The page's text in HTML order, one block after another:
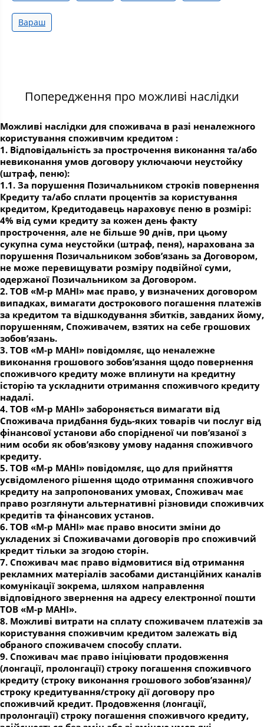
Вараш
Попередження про можливі наслідки
Можливі наслідки для споживача в разі неналежного
користування споживчим кредитом :
1. Відповідальність за прострочення виконання та/або
невиконання умов договору уключаючи неустойку
(штраф, пеню):
1.1. За порушення Позичальником строків повернення
Кредиту та/або сплати процентів за користування
кредитом, Кредитодавець нараховує пеню в розмірі:
4% від суми кредиту за кожен день факту
прострочення, але не більше 90 днів, при цьому
сукупна сума неустойки (штраф, пеня), нарахована за
порушення Позичальником зобов’язань за Договором,
не може перевищувати розміру подвійної суми,
одержаної Позичальником за Договором.
2. ТОВ «М-р МАНІ» має право, у визначених договором
випадках, вимагати дострокового погашення платежів
за кредитом та відшкодування збитків, завданих йому,
порушенням, Споживачем, взятих на себе грошових
зобов’язань.
3. ТОВ «М-р МАНІ» повідомляє, що неналежне
виконання грошового зобов’язання щодо повернення
споживчого кредиту може вплинути на кредитну
історію та ускладнити отримання споживчого кредиту
надалі.
4. ТОВ «М-р МАНІ» забороняється вимагати від
Споживача придбання будь-яких товарів чи послуг від
фінансової установи або спорідненої чи пов’язаної з
ним особи як обов’язкову умову надання споживчого
кредиту.
5. ТОВ «М-р МАНІ» повідомляє, що для прийняття
усвідомленого рішення щодо отримання споживчого
кредиту на запропонованих умовах, Споживач має
право розглянути альтернативні різновиди споживчих
кредитів та фінансових установ.
6. ТОВ «М-р МАНІ» має право вносити зміни до
укладених зі Споживачами договорів про споживчий
кредит тільки за згодою сторін.
7. Споживач має право відмовитися від отримання
рекламних матеріалів засобами дистанційних каналів
комунікації зокрема, шляхом направлення
відповідного звернення на адресу електронної пошти
ТОВ «М-р МАНІ».
8. Можливі витрати на сплату споживачем платежів за
користування споживчим кредитом залежать від
обраного споживачем способу сплати.
9. Споживач має право ініціювати продовження
(лонгації, пролонгації) строку погашення споживчого
кредиту (строку виконання грошового зобов’язання)/
строку кредитування/строку дії договору про
споживчий кредит. Продовження (лонгації,
пролонгації) строку погашення споживчого кредиту,